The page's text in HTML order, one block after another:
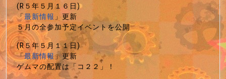
(R５年５月１６日)
「最新情報」更新
５月の全参加予定イベントを公開
(R５年５月１１日)
「最新情報」更新
ゲムマの配置は「コ２２」！